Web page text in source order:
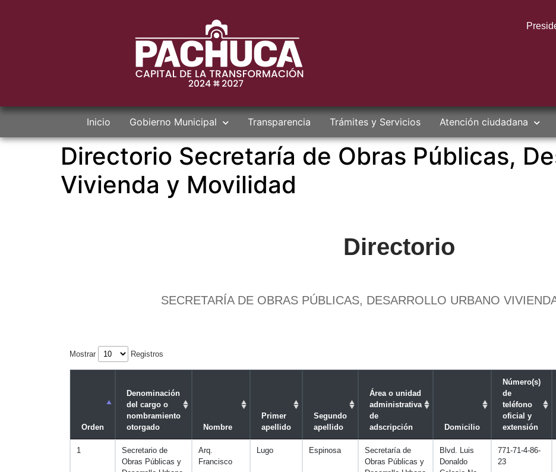
Inicio Gobierno Municipal Transparencia Trámites y Servicios Atención ciudadana
Directorio Secretaría de Obras Públicas,
Vivienda y Movilidad
Directorio